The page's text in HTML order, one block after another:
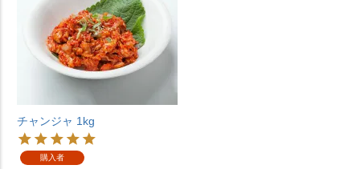
チャンジャ 1kg
購入者